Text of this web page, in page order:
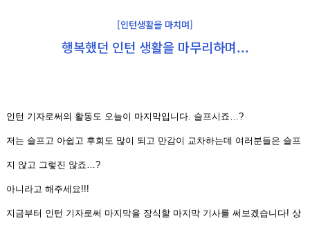
[인턴생활을 마치며]
행복했던 인턴 생활을 마무리하며...
인턴 기자로써의 활동도 오늘이 마지막입니다. 슬프시죠…?
저는 슬프고 아쉽고 후회도 많이 되고 만감이 교차하는데 여러분들은 슬프
지 않고 그렇진 않죠…?
아니라고 해주세요!!!
지금부터 인턴 기자로써 마지막을 장식할 마지막 기사를 써보겠습니다! 상